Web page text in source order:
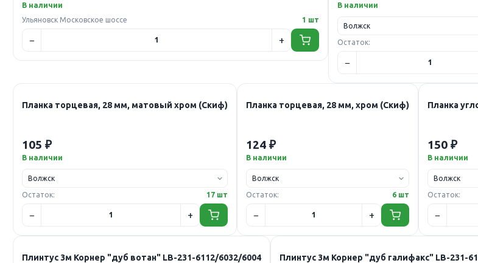
В наличии
Ульяновск Московское шоссе
1 шт
В наличии
Остаток:
Планка торцевая, 28 мм, матовый хром (Скиф)
105 ₽
В наличии
Остаток: 17 шт
Планка торцевая, 28 мм, хром (Скиф)
124 ₽
В наличии
Остаток: 6 шт
Планка
150 ₽
В наличии
Остаток:
Плинтус 3м Корнер "дуб вотан" LB-231-6112/6032/6004 Плинтус 3м Корнер "дуб галифакс" LB-231-